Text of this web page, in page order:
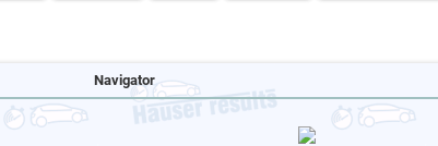
Navigator